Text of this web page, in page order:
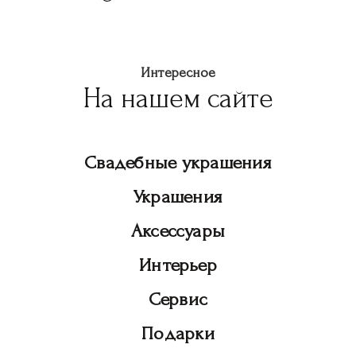
Интересное
На нашем сайте
Свадебные украшения
Украшения
Аксессуары
Интерьер
Сервис
Подарки